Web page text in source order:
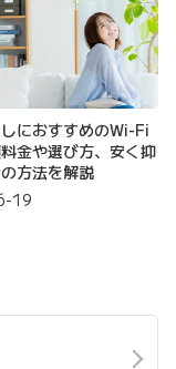
におすすめのWi-Fi
金や選び方、安く抑
方法を解説
19